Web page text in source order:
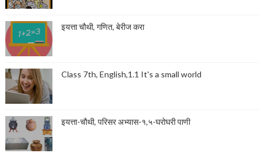
इयत्ता चौथी, गणित, बेरीज करा
Class 7th, English,1.1 It's a small world
इयत्ता-चौथी, परिसर अभ्यास-१,५-घरोघरी पाणी